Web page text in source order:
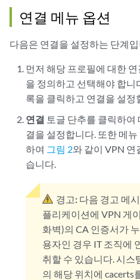
연결 메뉴 옵션
다음은 연결을 설정하는 단계
먼저 해당 프로필에 대한
을 정의하고 선택해야 합니
록을 클릭하고 연결을 설
연결 토글 단추를 클릭하여
결을 설정합니다. 또한 메뉴
하여 그림 2와 같이 VPN 연
습니다.
경고: 다음 경고 메
플리케이션에 VPN 게
화벽)의 CA 인증서가
용자인 경우 IT 조직에
취할 수 있습니다. 시스
의 해당 위치에 cacerts